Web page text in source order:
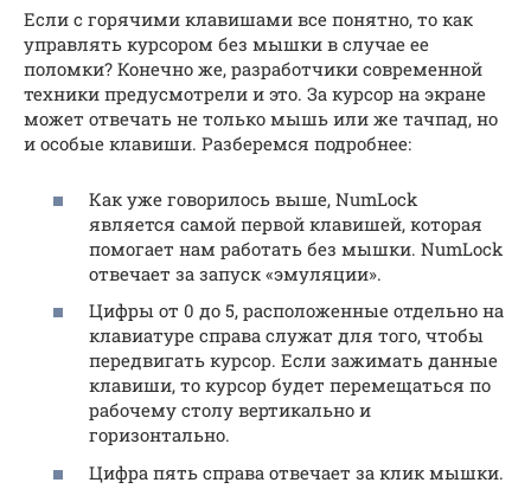
Если с горячими клавишами все понятно, то как
управлять курсором без мышки в случае ее
поломки? Конечно же, разработчики современной
техники предусмотрели и это. За курсор на экране
может отвечать не только мышь или же тачпад, но
и особые клавиши. Разберемся подробнее:
Как уже говорилось выше, NumLock
является самой первой клавишей, которая
помогает нам работать без мышки. NumLock
отвечает за запуск «эмуляции».
Цифры от 0 до 5, расположенные отдельно на
клавиатуре справа служат для того, чтобы
передвигать курсор. Если зажимать данные
клавиши, то курсор будет перемещаться по
рабочему столу вертикально и
горизонтально.
Цифра пять справа отвечает за клик мышки.